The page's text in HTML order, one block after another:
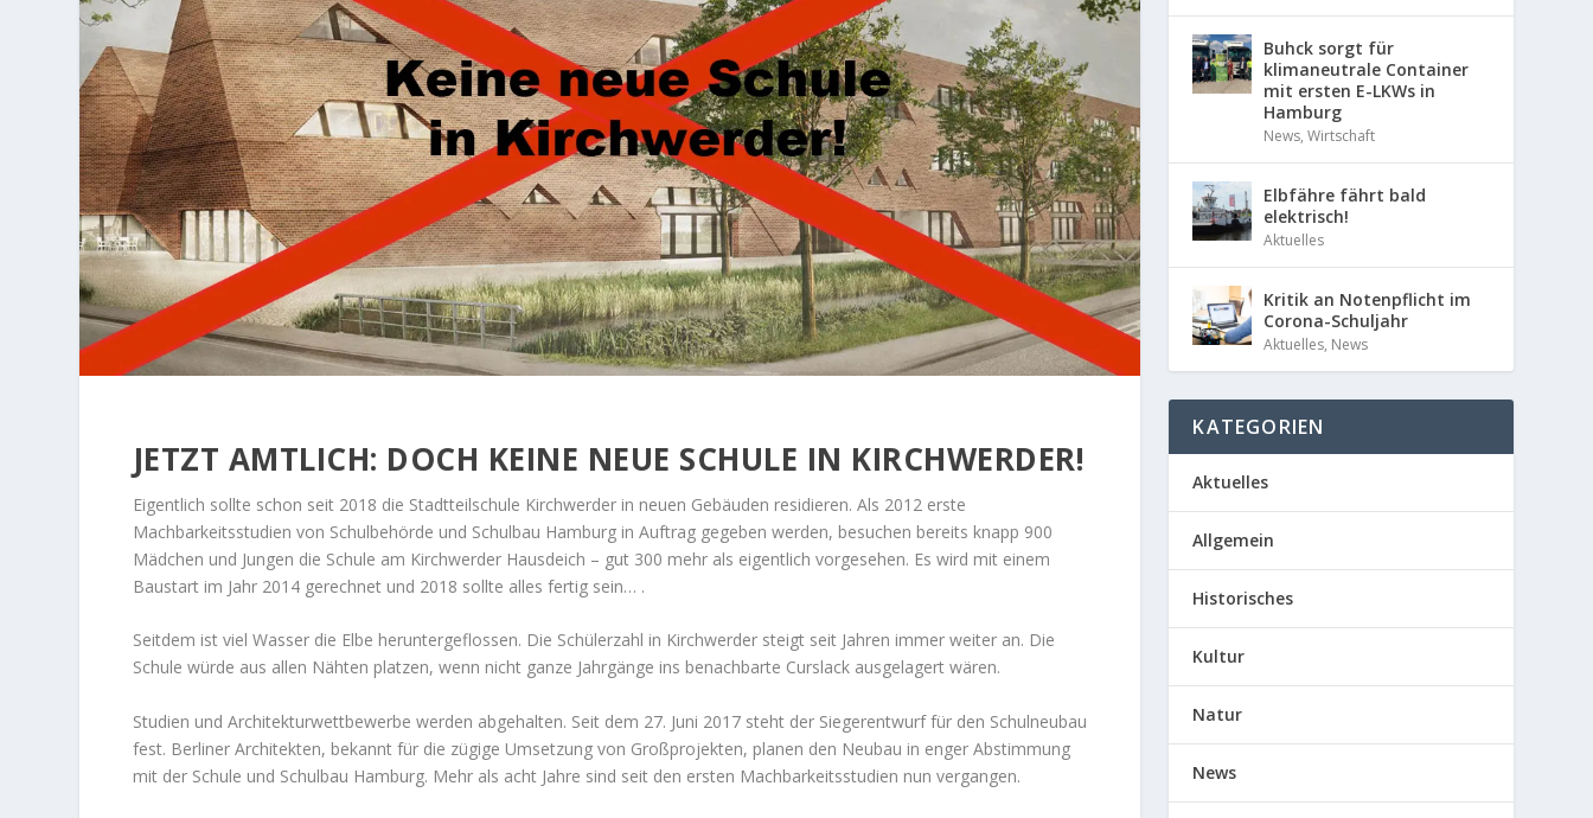
JETZT AMTLICH: DOCH KEINE NEUE SCHULE IN KIRCHWERDER!
Eigentlich sollte schon seit 2018 die Stadtteilschule Kirchwerder in neuen Gebäuden residieren. Als 2012 erste
Machbarkeitsstudien von Schulbehörde und Schulbau Hamburg in Auftrag gegeben werden, besuchen bereits knapp 900
Mädchen und Jungen die Schule am Kirchwerder Hausdeich – gut 300 mehr als eigentlich vorgesehen. Es wird mit einem
Baustart im Jahr 2014 gerechnet und 2018 sollte alles fertig sein… .
Seitdem ist viel Wasser die Elbe heruntergeflossen. Die Schülerzahl in Kirchwerder steigt seit Jahren immer weiter an. Die
Schule würde aus allen Nähten platzen, wenn nicht ganze Jahrgänge ins benachbarte Curslack ausgelagert wären.
Studien und Architekturwettbewerbe werden abgehalten. Seit dem 27. Juni 2017 steht der Siegerentwurf für den Schulneubau
fest. Berliner Architekten, bekannt für die zügige Umsetzung von Großprojekten, planen den Neubau in enger Abstimmung
mit der Schule und Schulbau Hamburg. Mehr als acht Jahre sind seit den ersten Machbarkeitsstudien nun vergangen.
Buhck sorgt für
klimaneutrale Container
mit ersten E-LKWs in
Hamburg
News,Wirtschaft
Elbfähre fährt bald
elektrisch!
Aktuelles
Kritik an Notenpflicht im
Corona-Schuljahr
Aktuelles, News
KATEGORIEN
Aktuelles
Allgemein
Historisches
Kultur
Natur
News